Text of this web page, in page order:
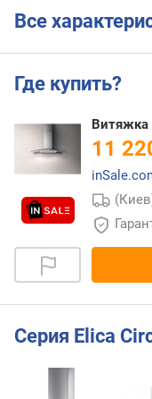
Все
Где купить?
Витяжка
11
Серия Elica